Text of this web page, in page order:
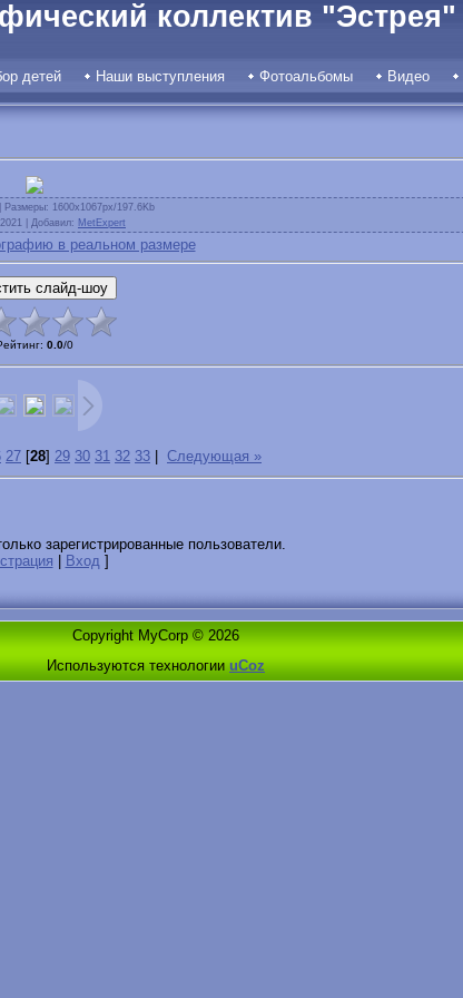
коллектив "Эстрея"
детей Наши выступления Фотоальбомы Видео
Размеры: 1600x1067px/197.6Kb
| Добавил: MetExpert
в реальном размере
: 0.0/0
27 [28] 29 30 31 32 33 Следующая »
зарегистрированные пользователи.
Вход]
Copyright MyCorp © 2026
Используются технологииuCoz